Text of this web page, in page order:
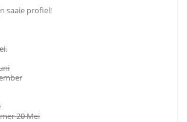
saaie profiel!
20 Mei